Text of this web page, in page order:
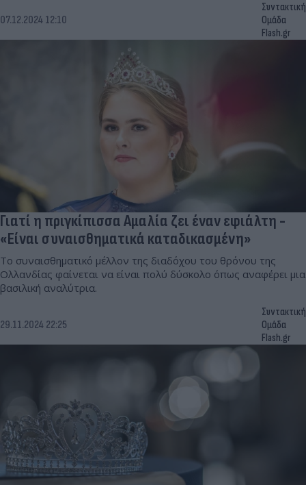
07.12.2024 12:10
Συντακτική
Ομάδα
Flash.gr
Γιατί η πριγκίπισσα Αμαλία ζει έναν εφιάλτη -
«Είναι συναισθηματικά καταδικασμένη»
Το συναισθηματικό μέλλον της διαδόχου του θρόνου της
Ολλανδίας φαίνεται να είναι πολύ δύσκολο όπως αναφέρει μια
βασιλική αναλύτρια.
29.11.2024 22:25
Συντακτική
Ομάδα
Flash.gr